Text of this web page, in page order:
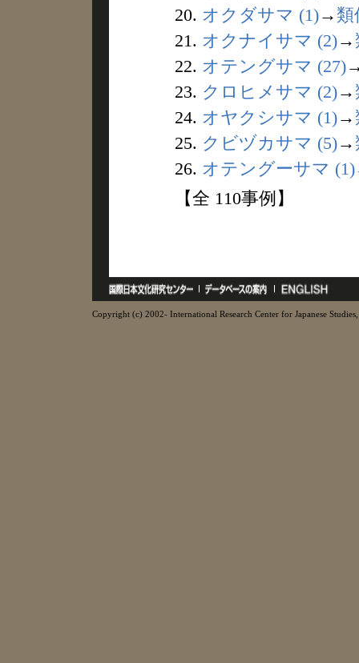
20. オクダサマ (1)→ 類
21. オクナイサマ (2)→
22. オテングサマ (27)
23. クロヒメサマ (2)→
24. オヤクシサマ (1)→
25. クビヅカサマ (5)→
26. オテングーサマ (1)
【全 110事例】
Copyright (c) 2002- International Research Center for Japanese